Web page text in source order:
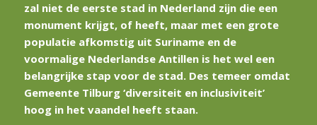
zal niet de eerste stad in Nederland zijn die een
monument krijgt, of heeft, maar met een grote
populatie afkomstig uit Suriname en de
voormalige Nederlandse Antillen is het wel een
belangrijke stap voor de stad. Des temeer omdat
Gemeente Tilburg ‘diversiteit en inclusiviteit’
hoog in het vaandel heeft staan.